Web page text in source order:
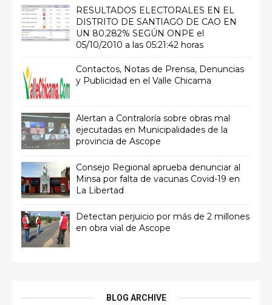
RESULTADOS ELECTORALES EN EL
DISTRITO DE SANTIAGO DE CAO EN
UN 80.282% SEGÚN ONPE el
05/10/2010 a las 05:21:42 horas
Contactos, Notas de Prensa, Denuncias
y Publicidad en el Valle Chicama
Alertan a Contraloría sobre obras mal
ejecutadas en Municipalidades de la
provincia de Ascope
Consejo Regional aprueba denunciar al
Minsa por falta de vacunas Covid-19 en
La Libertad
Detectan perjuicio por más de 2 millones
en obra vial de Ascope
BLOG ARCHIVE